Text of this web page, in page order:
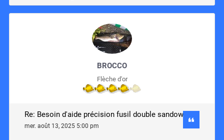
BROCCO
Flèche d'or
Re: Besoin d'aide précision fusil double sandow
mer. août 13, 2025 5:00 pm